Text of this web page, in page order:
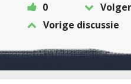
0
Vorige discussie